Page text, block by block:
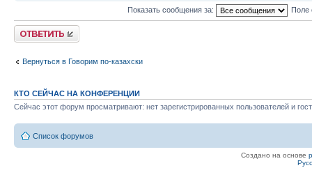
Показать сообщения за: Поле
Ответить
Вернуться в Говорим по-казахски
КТО СЕЙЧАС НА КОНФЕРЕНЦИИ
Сейчас этот форум просматривают: нет зарегистрированных пользователей и
Список форумов
Создано на основе